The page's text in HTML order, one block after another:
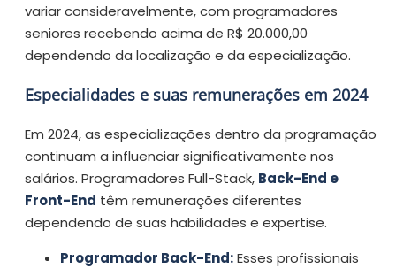
variar consideravelmente, com programadores
seniores recebendo acima de R$ 20.000,00
dependendo da localização e da especialização.
Especialidades e suas remunerações em 2024
Em 2024, as especializações dentro da programação
continuam a influenciar significativamente nos
salários. Programadores Full-Stack, Back-End e
Front-End têm remunerações diferentes
dependendo de suas habilidades e expertise.
Programador Back-End:Esses profissionais